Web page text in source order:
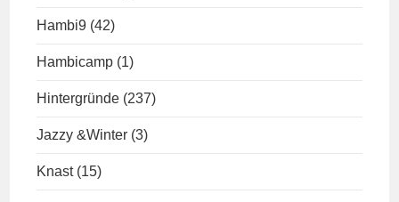
Hambi9 (42)
Hambicamp (1)
Hintergründe (237)
Jazzy &Winter (3)
Knast (15)